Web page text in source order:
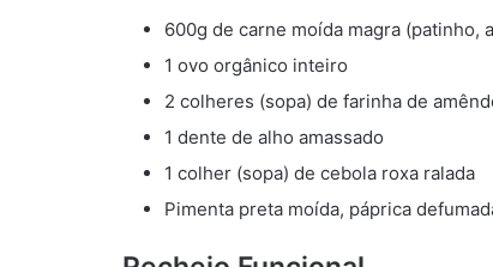
600g de carne moída magra (patinho,
1 ovo orgânico inteiro
2 colheres (sopa) de farinha de
1 dente de alho amassado
1 colher (sopa) de cebola roxa ralada
Pimenta preta moída, páprica